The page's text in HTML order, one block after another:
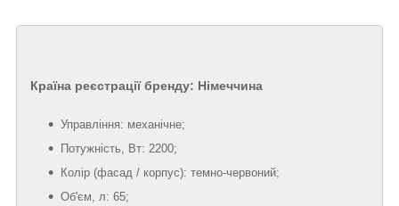
Управління: механічне;
Потужність, Вт: 2200;
Колір (фасад / корпус): темно-червоний;
Об'єм, л: 65;
Країна реєстрації бренду: Німеччина